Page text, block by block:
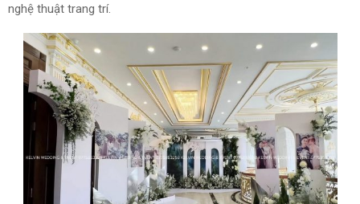
nghệ thuật trang trí.